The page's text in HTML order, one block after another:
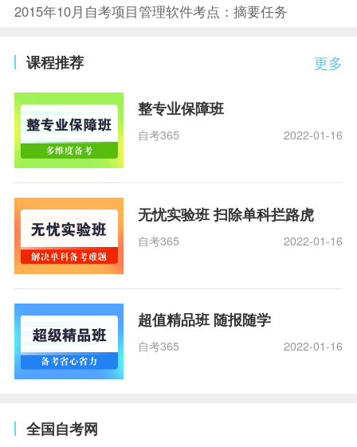
2015年10月自考项目管理软件考点：摘要任务
更多
课程推荐
整专业保障班
自考365 2022-01-16
无忧实验班 扫除单科拦路虎
自考365 2022-01-16
超值精品班 随报随学
自考365 2022-01-16
全国自考网